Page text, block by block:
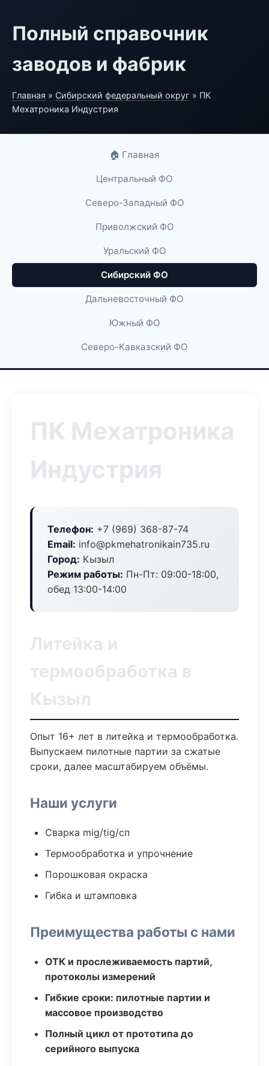
Полный справочник
заводов и фабрик
Главная » Сибирский федеральный округ » ПК
Мехатроника Индустрия
🏠 Главная
Центральный ФО
Северо-Западный ФО
Приволжский ФО
Уральский ФО
Сибирский ФО
Дальневосточный ФО
Южный ФО
Северо-Кавказский ФО
ПК Мехатроника
Индустрия
Телефон: +7 (969) 368-87-74
Email: info@pkmehatronikain735.ru
Город: Кызыл
Режим работы: Пн-Пт: 09:00-18:00,
обед 13:00-14:00
Литейка и
термообработка в
Кызыл
Опыт 16+ лет в литейка и термообработка.
Выпускаем пилотные партии за сжатые
сроки, далее масштабируем объёмы.
Наши услуги
Сварка mig/tig/сп
Термообработка и упрочнение
Порошковая окраска
Гибка и штамповка
Преимущества работы с нами
ОТК и прослеживаемость партий,
протоколы измерений
Гибкие сроки: пилотные партии и
массовое производство
Полный цикл от прототипа до
серийного выпуска